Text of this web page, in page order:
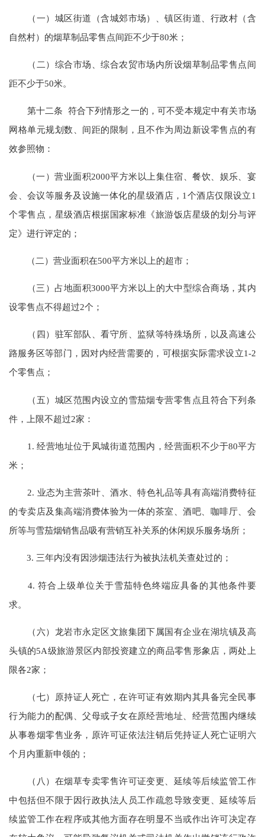
（一）城区街道（含城郊市场）、镇区街道、行政村（含
自然村）的烟草制品零售点间距不少于80米；
（二）综合市场、综合农贸市场内所设烟草制品零售点间
距不少于50米。
第十二条 符合下列情形之一的，可不受本规定中有关市场
网格单元规划数、间距的限制，且不作为周边新设零售点的有
效参照物：
（一）营业面积2000平方米以上集住宿、餐饮、娱乐、宴
会、会议等服务及设施一体化的星级酒店，1个酒店仅限设立1
个零售点，星级酒店根据国家标准《旅游饭店星级的划分与评
定》进行评定的；
（二）营业面积在500平方米以上的超市；
（三）占地面积3000平方米以上的大中型综合商场，其内
设零售点不得超过2个；
（四）驻军部队、看守所、监狱等特殊场所，以及高速公
路服务区等部门，因对内经营需要的，可根据实际需求设立1-2
个零售点；
（五）城区范围内设立的雪茄烟专营零售点且符合下列条
件，上限不超过2家：
1. 经营地址位于凤城街道范围内，经营面积不少于80平方
米；
2. 业态为主营茶叶、酒水、特色礼品等具有高端消费特征
的专卖店及集高端消费体验为一体的茶室、酒吧、咖啡厅、会
所等与雪茄烟销售品吸有营销互补关系的休闲娱乐服务场所；
3. 三年内没有因涉烟违法行为被执法机关查处过的；
4. 符合上级单位关于雪茄特色终端应具备的其他条件要
求。
（六）龙岩市永定区文旅集团下属国有企业在湖坑镇及高
头镇的5A级旅游景区内部投资建立的商品零售形象店，两处上
限各2家；
（七）原持证人死亡，在许可证有效期内其具备完全民事
行为能力的配偶、父母或子女在原经营地址、经营范围内继续
从事卷烟零售业务，原许可证依法注销后凭持证人死亡证明六
个月内重新申领的；
（八）在烟草专卖零售许可证变更、延续等后续监管工作
中包括但不限于因行政执法人员工作疏忽导致变更、延续等后
续监管工作在程序或其他方面存在明显不当或作出许可决定存